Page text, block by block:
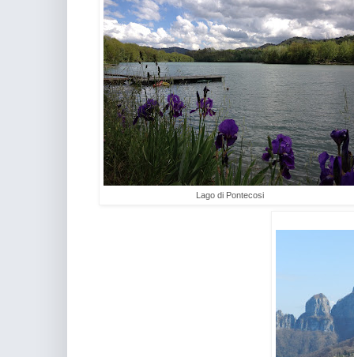
Lago di Pontecosi